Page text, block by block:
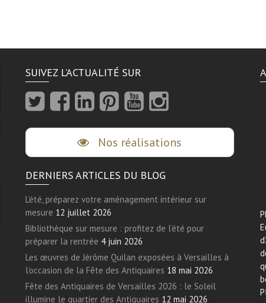
SUIVEZ L’ACTUALITÉ SUR
Nos réalisations
DERNIERS ARTICLES DU BLOG
L’été, préparez votre aménagement intérieur sur
mesure 12 juillet 2026
Bibliothèque sur mesure : profitez de l’été pour
préparer la rentrée 4 juin 2026
Les œuvres de Jérôme Quilan exposées à Versailles à
l’occasion de la Fête des Antiquaires 18 mai 2026
Fête des Antiquaires de Versailles 2026 : le Soleil
illumine le quartier des Antiquaires 12 mai 2026